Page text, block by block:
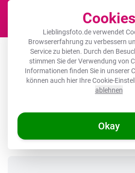
Cookies
Lieblingsfoto.de verwendet
Browsererfahrung zu verbessern
Service zu bieten. Durch den
stimmen Sie der Verwendung von
Informationen finden Sie in unserer
können auch hier Ihre Cookie-
ablehnen
Okay
Akustikbild rund - Tier
Erdmännchen